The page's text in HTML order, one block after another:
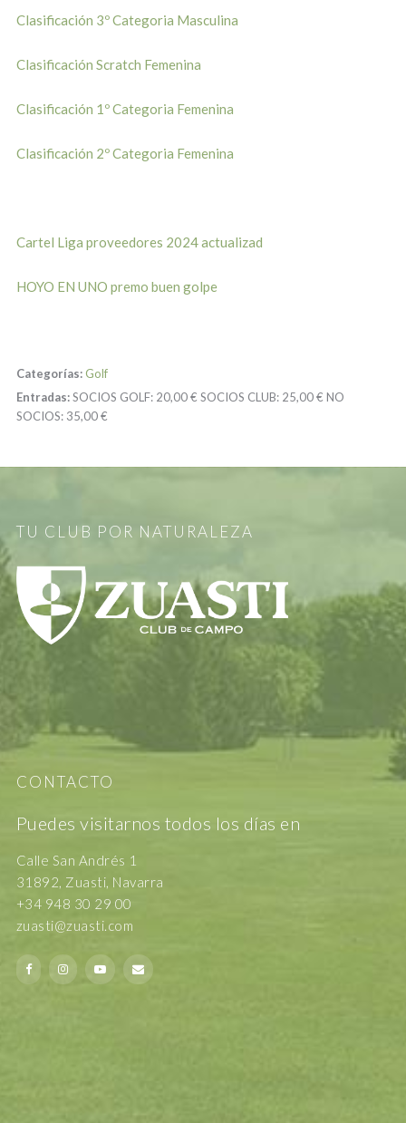
Clasificación 3º Categoria Masculina
Clasificación Scratch Femenina
Clasificación 1º Categoria Femenina
Clasificación 2º Categoria Femenina
Cartel Liga proveedores 2024 actualizad
HOYO EN UNO premo buen golpe
Categorías: Golf
Entradas:SOCIOS GOLF: 20,00 € SOCIOS CLUB: 25,00 € NO
SOCIOS: 35,00 €
TU CLUB POR NATURALEZA
CONTACTO
Puedes visitarnos todos los días en
Calle San Andrés 1
31892, Zuasti, Navarra
+34 948 30 29 00
zuasti@zuasti.com